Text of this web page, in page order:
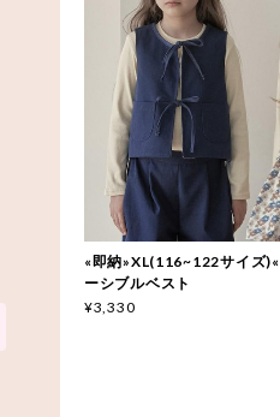
«即納»XL(116~122サイズ
ーシブルベスト
¥3,330